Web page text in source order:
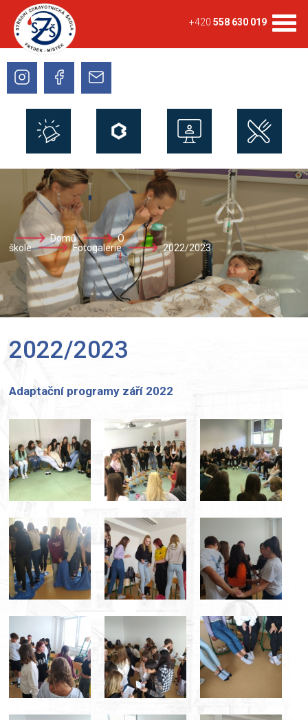
+420 558 630 019
Domů
O
škole
Fotogalerie 2022/2023
2022/2023
Adaptační programy září 2022